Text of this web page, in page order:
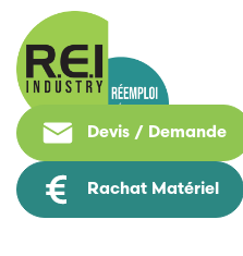
Devis / Demande
Rachat Matériel